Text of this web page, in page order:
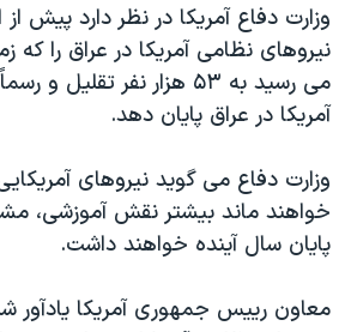
دادگاه حمید نوری
چهل سال گروگان‌گیری
قانون شفافیت دارائی کادر رهبری ایران
اسرائیل در جنگ
نرگس محمدی برنده جایزه نوبل صلح
صفحه‌های ویژه
وزارت دفاع آمريکا در نظر دارد پيش
می رسيد به ۵۳ هزار نفر
آمريکا در عراق پايان دهد.
وزارت دفاع می گويد نيروهای
خواهند ماند بيشتر نقش آموزشی،
پايان سال آينده خواهند داشت.
معاون رييس جمهوری آمريکا